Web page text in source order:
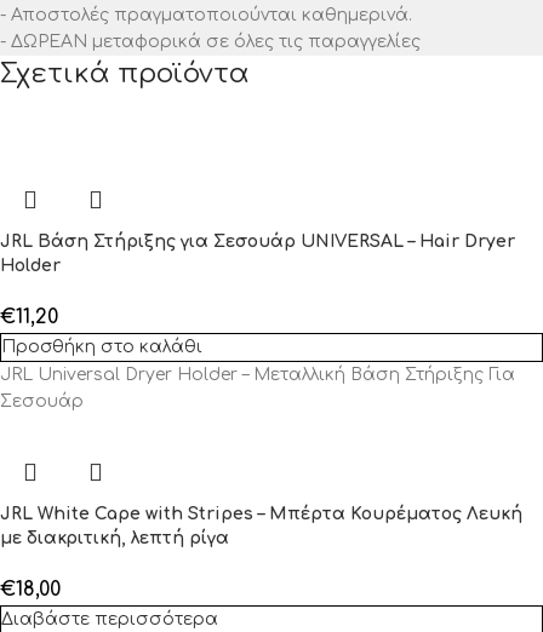
- Αποστολές πραγματοποιούνται καθημερινά.
- ΔΩΡΕΑΝ μεταφορικά σε όλες τις παραγγελίες
Σχετικά προϊόντα
JRL Βάση Στήριξης για Σεσουάρ UNIVERSAL – Hair Dryer
Holder
€11,20
Προσθήκη στο καλάθι
JRL Universal Dryer Holder – Μεταλλική Βάση Στήριξης Για
Σεσουάρ
JRL White Cape with Stripes – Μπέρτα Κουρέματος Λευκή
με διακριτική, λεπτή ρίγα
€18,00
Διαβάστε περισσότερα